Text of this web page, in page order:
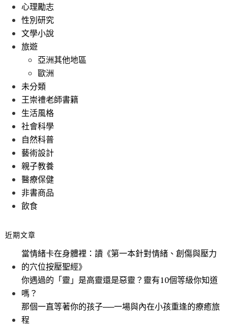
心理勵志
性別研究
文學小說
旅遊
亞洲其他地區
歐洲
未分類
王崇禮老師書籍
生活風格
社會科學
自然科普
藝術設計
親子教養
醫療保健
非書商品
飲食
近期文章
當情緒卡在身體裡：讀《第一本針對情緒、創傷與壓力
的穴位按壓聖經》
你遇過的「靈」是高靈還是惡靈？靈有10個等級你知道
嗎？
那個一直等著你的孩子──一場與內在小孩重逢的療癒旅
程